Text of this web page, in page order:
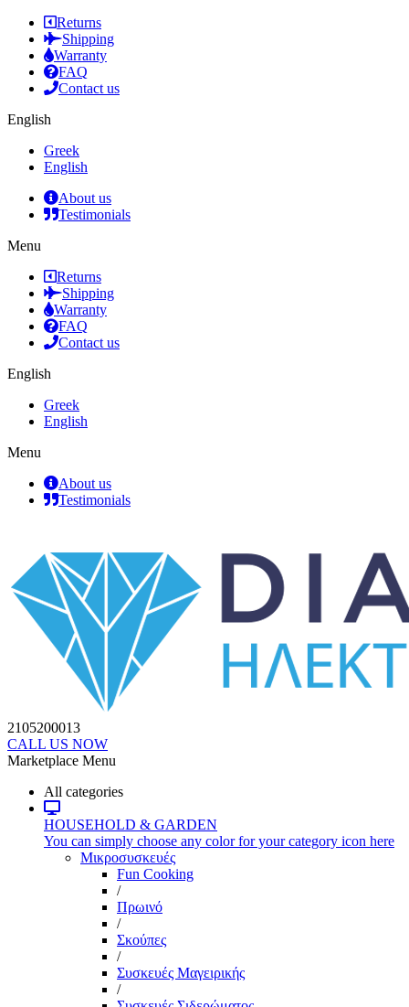
Returns
Shipping
Warranty
FAQ
Contact us
English
Greek
English
About us
Testimonials
Menu
Returns
Shipping
Warranty
FAQ
Contact us
English
Greek
English
Menu
About us
Testimonials
2105200013
CALL US NOW
Marketplace Menu
All categories
HOUSEHOLD & GARDEN
You can simply choose any color for your category icon here
Μικροσυσκευές
Fun Cooking
/
Πρωινό
/
Σκούπες
/
Συσκευές Μαγειρικής
/